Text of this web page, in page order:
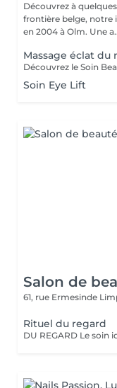
Découvrez à
frontière belge, notre
en 2004 à Olm. Une
Massage éclat du
Soin Eye Lift
Salon de
61, rue Ermesinde
Rituel du regard